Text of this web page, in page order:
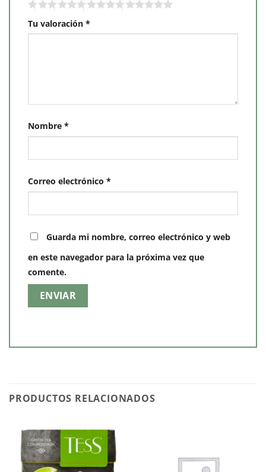
Tu valoración *
Nombre *
Correo electrónico *
Guarda mi nombre, correo electrónico y web
en este navegador para la próxima vez que
comente.
PRODUCTOS RELACIONADOS